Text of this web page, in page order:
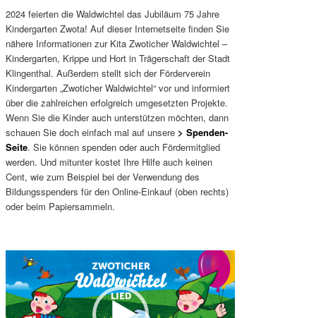
2024 feierten die Waldwichtel das Jubiläum 75 Jahre
Kindergarten Zwota! Auf dieser Internetseite finden Sie
nähere Informationen zur Kita Zwoticher Waldwichtel –
Kindergarten, Krippe und Hort in Trägerschaft der Stadt
Klingenthal. Außerdem stellt sich der Förderverein
Kindergarten „Zwoticher Waldwichtel“ vor und informiert
über die zahlreichen erfolgreich umgesetzten Projekte.
Wenn Sie die Kinder auch unterstützen möchten, dann
schauen Sie doch einfach mal auf unsere > Spenden-
Seite. Sie können spenden oder auch Fördermitglied
werden. Und mitunter kostet Ihre Hilfe auch keinen
Cent, wie zum Beispiel bei der Verwendung des
Bildungsspenders für den Online-Einkauf (oben rechts)
oder beim Papiersammeln.
Video-
Player